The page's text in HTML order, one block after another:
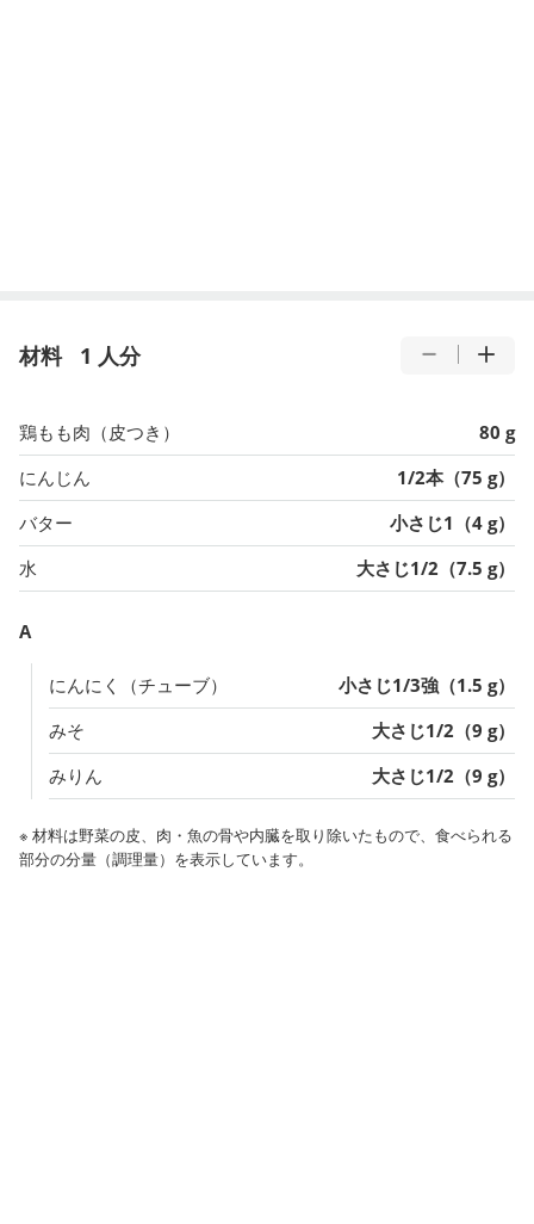
材料 1 人分
鶏もも肉（皮つき）
80 g
にんじん
1/2本（75 g）
バター
小さじ1（4 g）
水
大さじ1/2（7.5 g）
A
にんにく（チューブ）
小さじ1/3強（1.5 g）
みそ
大さじ1/2（9 g）
みりん
大さじ1/2（9 g）
※ 材料は野菜の皮、肉・魚の骨や内臓を取り除いたもので、食べられる
部分の分量（調理量）を表示しています。